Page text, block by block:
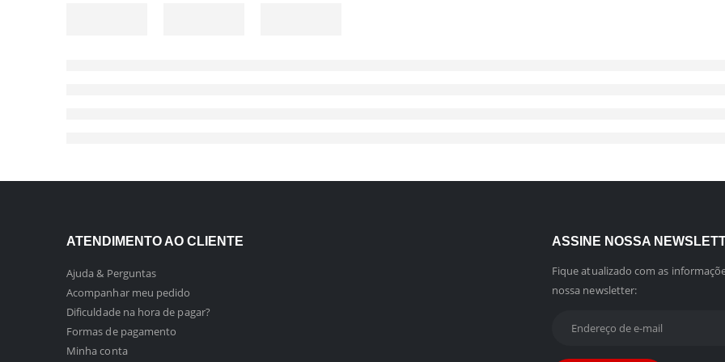
ATENDIMENTO AO CLIENTE
Ajuda & Perguntas
Acompanhar meu pedido
Dificuldade na hora de pagar?
Formas de pagamento
Minha conta
ASSINE NOSSA
Fique atualizado com as
nossa newsletter: